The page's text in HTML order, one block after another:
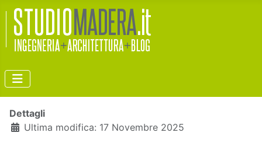
Dettagli
Ultima modifica: 17 Novembre 2025